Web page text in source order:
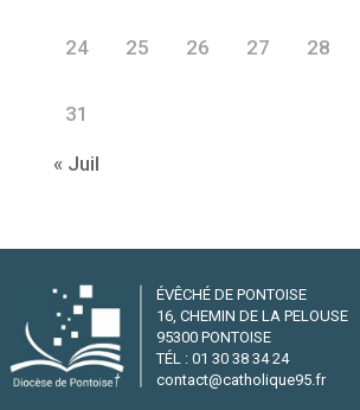
24 25 26 27 28
31
« Juil
ÉVÊCHÉ DE PONTOISE
16, CHEMIN DE LA PELOUSE
95300 PONTOISE
TÉL : 01 30 38 34 24
contact@catholique95.fr